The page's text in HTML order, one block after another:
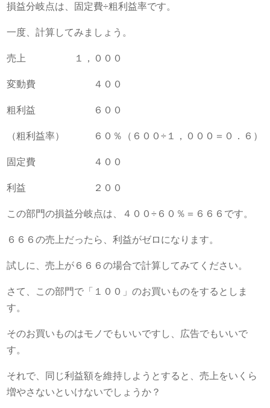
損益分岐点は、固定費÷粗利益率です。
一度、計算してみましょう。
売上 １，０００
変動費 ４００
粗利益 ６００
（粗利益率） ６０％（６００÷１，０００＝０．６）
固定費 ４００
利益 ２００
この部門の損益分岐点は、４００÷６０％＝６６６です。
６６６の売上だったら、利益がゼロになります。
試しに、売上が６６６の場合で計算してみてください。
さて、この部門で「１００」のお買いものをするとしま
す。
そのお買いものはモノでもいいですし、広告でもいいで
す。
それで、同じ利益額を維持しようとすると、売上をいくら
増やさないといけないでしょうか？